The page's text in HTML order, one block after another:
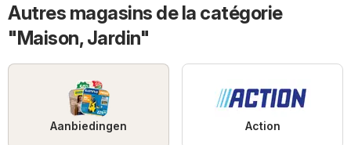
Autres magasins de la catégorie
"Maison, Jardin"
Aanbiedingen Action